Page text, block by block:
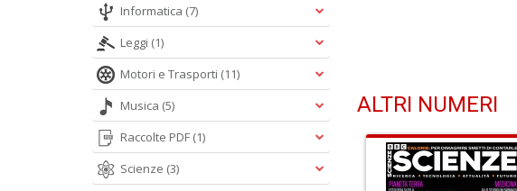
ALTRI NUMERI
Informatica (7)
Leggi (1)
Motori e Trasporti (11)
Musica (5)
Raccolte PDF (1)
Scienze (3)